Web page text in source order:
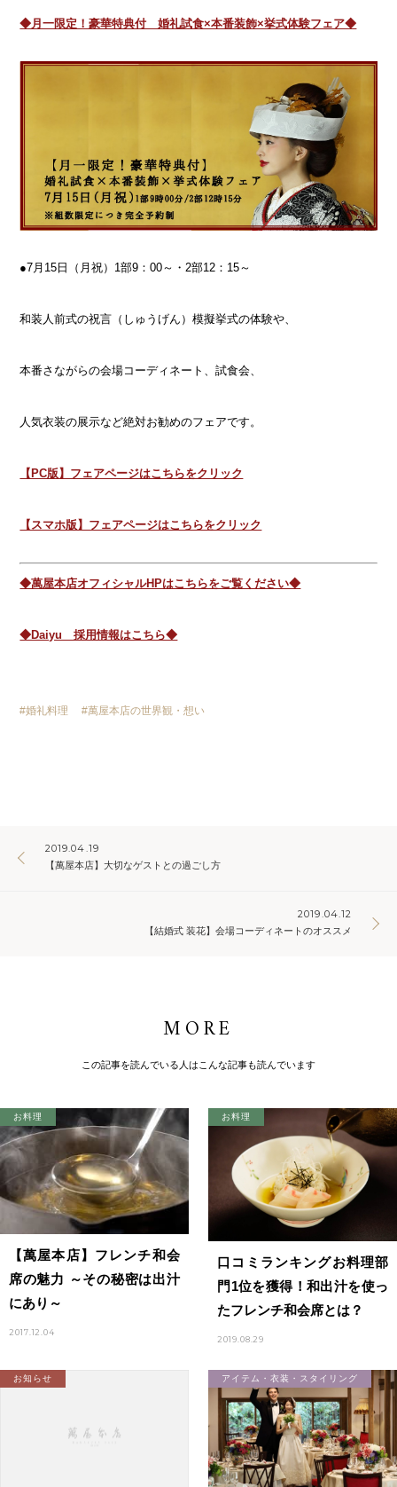
◆月一限定！豪華特典付 婚礼試食×本番装飾×挙式体験フェア◆
●7月15日（月祝）1部9：00～・2部12：15～
和装人前式の祝言（しゅうげん）模擬挙式の体験や、
本番さながらの会場コーディネート、試食会、
人気衣装の展示など絶対お勧めのフェアです。
【PC版】フェアページはこちらをクリック
【スマホ版】フェアページはこちらをクリック
◆萬屋本店オフィシャルHPはこちらをご覧ください◆
◆Daiyu 採用情報はこちら◆
婚礼料理 萬屋本店の世界観・想い
2019.04.19
【萬屋本店】大切なゲストとの過ごし方
2019.04.12
【結婚式 装花】会場コーディネートのオススメ
MORE
この記事を読んでいる人はこんな記事も読んでいます
お料理
【萬屋本店】フレンチ和会
席の魅力 ～その秘密は出汁
にあり～
2017.12.04
お料理
口コミランキングお料理部
門1位を獲得！和出汁を使っ
たフレンチ和会席とは？
2019.08.29
お知らせ アイテム・衣装・スタイリング